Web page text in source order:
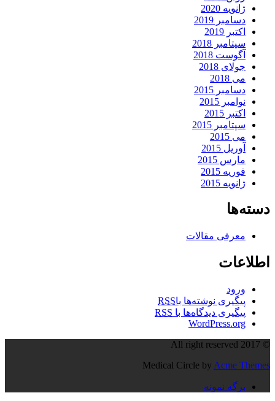
ژانویه 2020
دسامبر 2019
اکتبر 2019
سپتامبر 2018
آگوست 2018
جولای 2018
می 2018
دسامبر 2015
نوامبر 2015
اکتبر 2015
سپتامبر 2015
می 2015
آوریل 2015
مارس 2015
فوریه 2015
ژانویه 2015
دسته‌ها
معرفی مقالات
اطلاعات
ورود
پیگیری نوشته‌ها باRSS
پیگیری دیدگاه‌ها با RSS
WordPress.org
© All right reserved 2017
Medical Circle by Acme Themes
برگه نمونه